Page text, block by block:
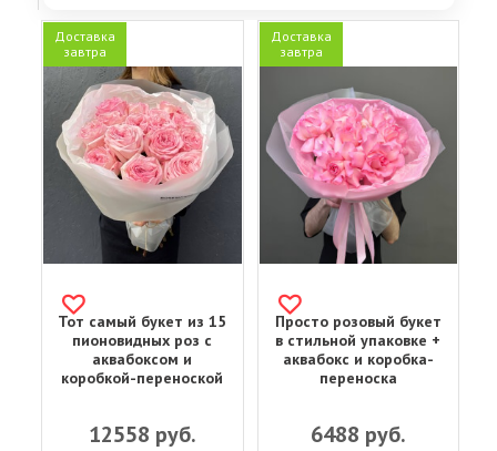
Доставка
завтра
Тот самый букет из 15
пионовидных роз с
аквабоксом и
коробкой-переноской
12558 руб.
Доставка
завтра
Просто розовый букет
в стильной упаковке +
аквабокс и коробка-
переноска
6488 руб.